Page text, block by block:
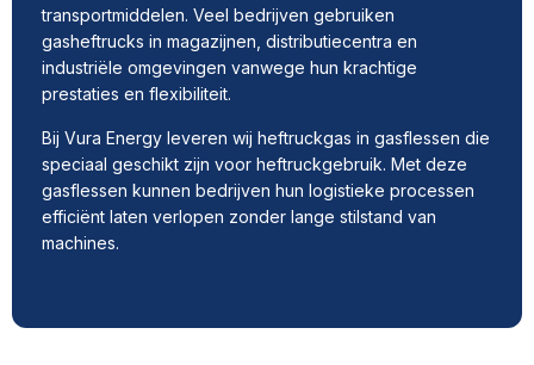
transportmiddelen. Veel bedrijven gebruiken
gasheftrucks in magazijnen, distributiecentra en
industriële omgevingen vanwege hun krachtige
prestaties en flexibiliteit.
Bij Vura Energy leveren wij heftruckgas in gasflessen die
speciaal geschikt zijn voor heftruckgebruik. Met deze
gasflessen kunnen bedrijven hun logistieke processen
efficiënt laten verlopen zonder lange stilstand van
machines.